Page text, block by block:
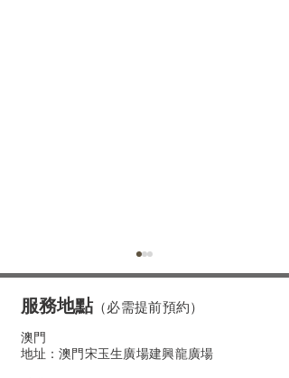
服務地點（必需提前預約）
澳門
地址： 澳門宋玉生廣場建興龍廣場